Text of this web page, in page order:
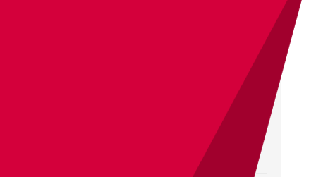
JoJo’s Bizarre Adventure:
Stardust Crusaders OST –